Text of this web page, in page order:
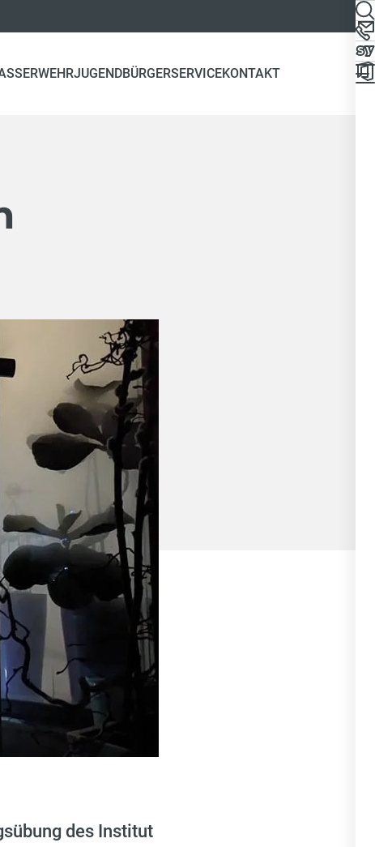
JUGENDBÜRGERSERVICEKONTAKT
des Institut